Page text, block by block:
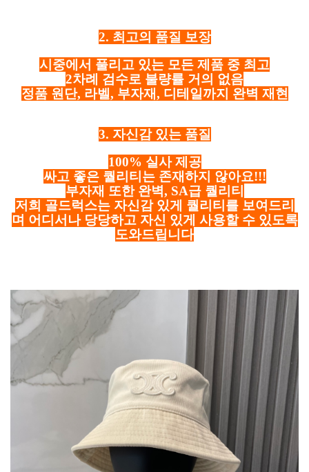
2. 최고의 품질 보장
시중에서 풀리고 있는 모든 제품 중 최고
2차례 검수로 불량률 거의 없음
정품 원단, 라벨, 부자재, 디테일까지 완벽 재현
3. 자신감 있는 품질
100% 실사 제공
싸고 좋은 퀄리티는 존재하지 않아요!!!
부자재 또한 완벽, SA급 퀄리티
저희 골드럭스는 자신감 있게 퀄리티를 보여드리
며 어디서나 당당하고 자신 있게 사용할 수 있도록
도와드립니다